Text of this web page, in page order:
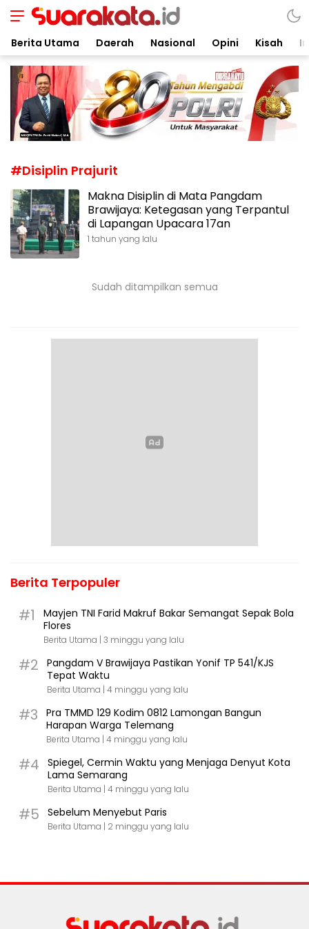
Suarakata.id
Kata Bicara Suara Bergerak
Berita Utama Daerah Nasional Opini Kisah
#Disiplin Prajurit
Makna Disiplin di Mata Pangdam
Brawijaya: Ketegasan yang Terpantul
di Lapangan Upacara 17an
1 tahun yang lalu
Sudah ditampilkan semua
Berita Terpopuler
#1
Mayjen TNI Farid Makruf Bakar Semangat Sepak Bola
Flores
Berita Utama | 3 minggu yang lalu
#2
Pangdam V Brawijaya Pastikan Yonif TP 541/KJS
Tepat Waktu
Berita Utama | 4 minggu yang lalu
#3
Pra TMMD 129 Kodim 0812 Lamongan Bangun
Harapan Warga Telemang
Berita Utama | 4 minggu yang lalu
#4
Spiegel, Cermin Waktu yang Menjaga Denyut Kota
Lama Semarang
Berita Utama | 4 minggu yang lalu
#5 Sebelum Menyebut Paris
Berita Utama | 2 minggu yang lalu